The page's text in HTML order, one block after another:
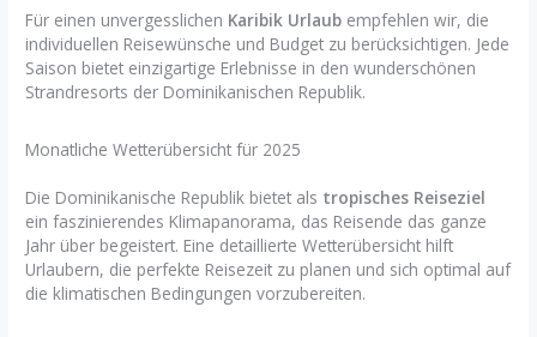
Für einen unvergesslichen Karibik Urlaub empfehlen wir, die
individuellen Reisewünsche und Budget zu berücksichtigen. Jede
Saison bietet einzigartige Erlebnisse in den wunderschönen
Strandresorts der Dominikanischen Republik.
Monatliche Wetterübersicht für 2025
Die Dominikanische Republik bietet als tropisches Reiseziel
ein faszinierendes Klimapanorama, das Reisende das ganze
Jahr über begeistert. Eine detaillierte Wetterübersicht hilft
Urlaubern, die perfekte Reisezeit zu planen und sich optimal auf
die klimatischen Bedingungen vorzubereiten.